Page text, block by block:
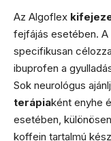
Az Algoflex
fejfájás esetében.
specifikusan
ibuprofen a
Sok neurológus
terápiaként enyhe
esetében,
koffein tartalmú